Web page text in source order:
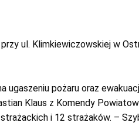
ul. Klimkiewiczowskiej w
ugaszeniu pożaru oraz
Klaus z Komendy
i 12 strażaków. –